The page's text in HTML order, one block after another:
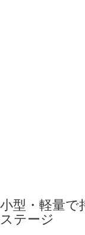
小型・軽量で
ステージ